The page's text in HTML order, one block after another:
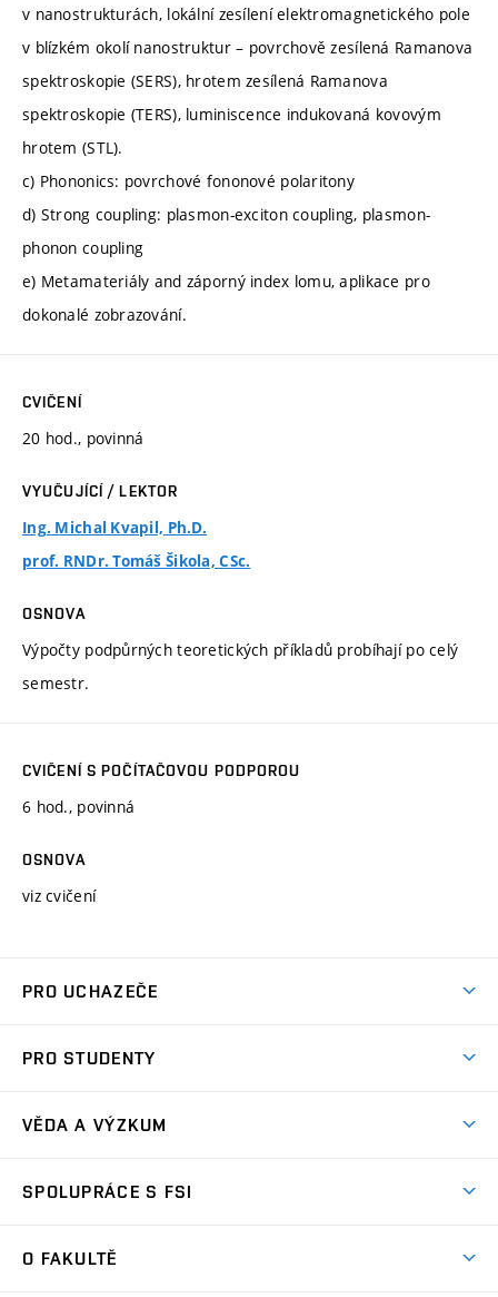
v nanostrukturách, lokální zesílení elektromagnetického pole
v blízkém okolí nanostruktur – povrchově zesílená Ramanova
spektroskopie (SERS), hrotem zesílená Ramanova
spektroskopie (TERS), luminiscence indukovaná kovovým
hrotem (STL).
c) Phononics: povrchové fononové polaritony
d) Strong coupling: plasmon-exciton coupling, plasmon-
phonon coupling
e) Metamateriály and záporný index lomu, aplikace pro
dokonalé zobrazování.
CVIČENÍ
20 hod., povinná
VYUČUJÍCÍ / LEKTOR
Ing. Michal Kvapil, Ph.D.
prof. RNDr. Tomáš Šikola, CSc.
OSNOVA
Výpočty podpůrných teoretických příkladů probíhají po celý
semestr.
CVIČENÍ S POČÍTAČOVOU PODPOROU
6 hod., povinná
OSNOVA
viz cvičení
PRO UCHAZEČE
Ambasadoři studia
Zápisy
Dny otevřených dveří
PRO STUDENTY
Studijní předpisy
Pro prváky
VĚDA A VÝZKUM
Oblasti výzkumu
SPOLUPRÁCE S FSI
O FAKULTĚ